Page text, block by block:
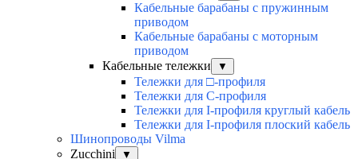
Кабельные барабаны с пружинным
приводом
Кабельные барабаны с моторным
приводом
Кабельные тележки
▼
Тележки для □-профиля
Тележки для С-профиля
Тележки для I-профиля круглый кабель
Тележки для I-профиля плоский кабель
Шинопроводы Vilma
Zucchini
▼